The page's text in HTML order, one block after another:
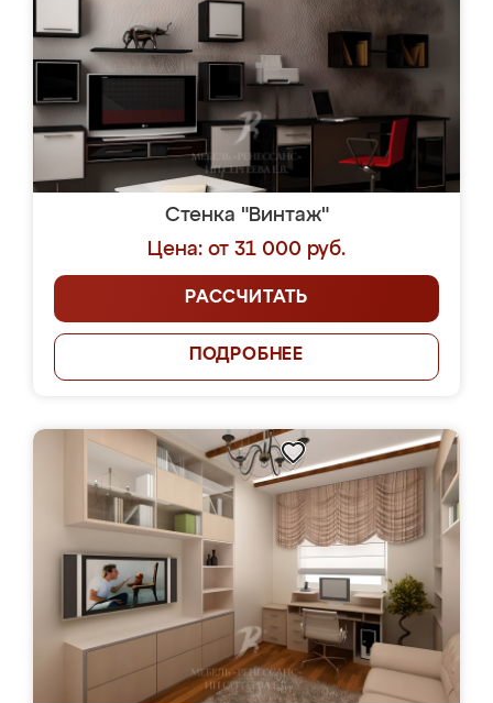
Стенка "Винтаж"
Цена: от 31 000 руб.
РАССЧИТАТЬ
ПОДРОБНЕЕ